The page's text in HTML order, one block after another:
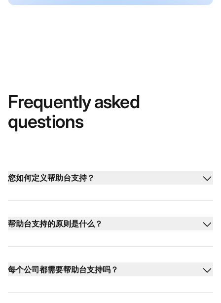
Frequently asked
questions
您如何定义帮助台支持？
帮助台支持的原则是什么？
每个公司都需要帮助台支持吗？